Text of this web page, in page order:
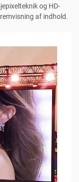
og HD-
af indhold.